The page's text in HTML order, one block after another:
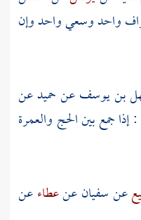
واحد وسعي واحد وإن
بن يوسفعنحميدعن
إذا جمع بين الحج والعمرة
عنسفيانعنعطاءعن